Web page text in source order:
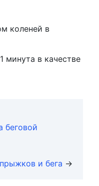
коленей в
минута в качестве
беговой
и бега →